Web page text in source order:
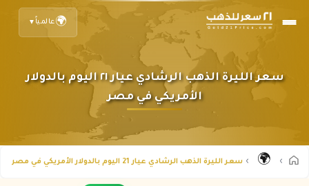
🌍عالمياً ▼
سعر الليرة الذهب الرشادي عيار ٢١ اليوم بالدولار
الأمريكي في مصر
🌍 سعر الليرة الذهب الرشادي عيار 21 اليوم بالدولار الأمريكي في مصر